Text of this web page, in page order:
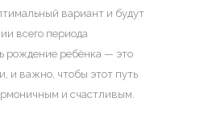
вариант и будут
всего периода
рождение ребёнка — это
и важно, чтобы этот путь
и счастливым.